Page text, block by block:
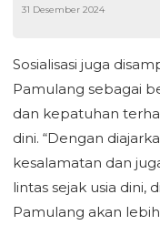
Hektare
31 Desember 2024
Sosialisasi juga
Pamulang sebagai
dan kepatuhan
dini. “Dengan
kesalamatan dan
lintas sejak usia dini,
Pamulang akan